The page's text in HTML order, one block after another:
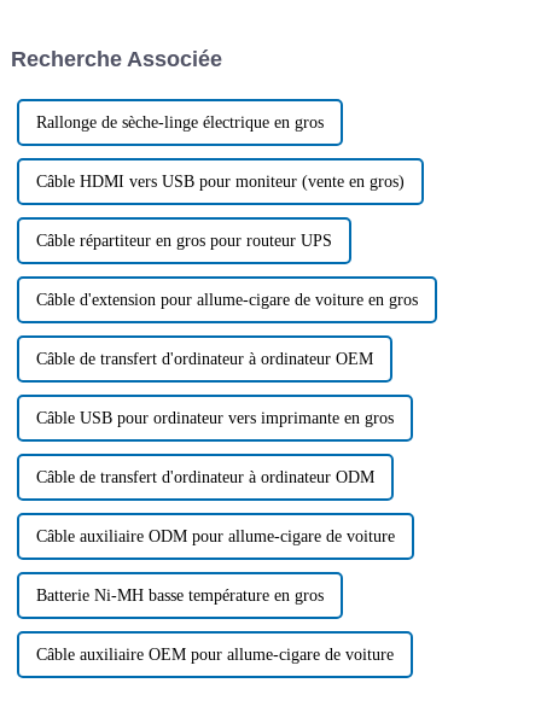
connexion étanche pour
Recherche Associée
Rallonge de sèche-linge électrique en gros
Câble HDMI vers USB pour moniteur (vente en gros)
Câble répartiteur en gros pour routeur UPS
Câble d'extension pour allume-cigare de voiture en gros
Câble de transfert d'ordinateur à ordinateur OEM
Câble USB pour ordinateur vers imprimante en gros
Câble de transfert d'ordinateur à ordinateur ODM
Câble auxiliaire ODM pour allume-cigare de voiture
Batterie Ni-MH basse température en gros
Câble auxiliaire OEM pour allume-cigare de voiture